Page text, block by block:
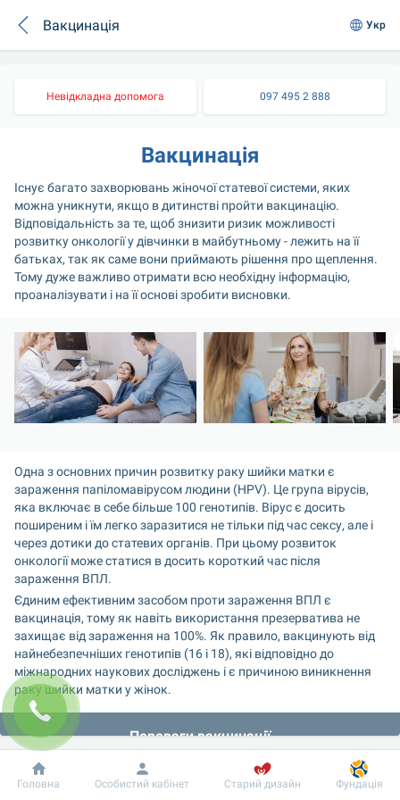
Вакцинація Укр
Невідкладна допомога 097 495 2 888
Вакцинація
Існує багато захворювань жіночої статевої системи, яких
можна уникнути, якщо в дитинстві пройти вакцинацію.
Відповідальність за те, щоб знизити ризик можливості
розвитку онкології у дівчинки в майбутньому - лежить на її
батьках, так як саме вони приймають рішення про щеплення.
Тому дуже важливо отримати всю необхідну інформацію,
проаналізувати і на її основі зробити висновки.
Одна з основних причин розвитку раку шийки матки є
зараження папіломавірусом людини (HPV). Це група вірусів,
яка включає в себе більше 100 генотипів. Вірус є досить
поширеним і їм легко заразитися не тільки під час сексу, але і
через дотики до статевих органів. При цьому розвиток
онкології може статися в досить короткий час після
зараження ВПЛ.
Єдиним ефективним засобом проти зараження ВПЛ є
вакцинація, тому як навіть використання презерватива не
захищає від зараження на 100%. Як правило, вакцинують від
найнебезпечніших генотипів (16 і 18), які відповідно до
міжнародних наукових досліджень і є причиною виникнення
раку шийки матки у жінок.
Переваги вакцинації
Вакцинація в ранньому віці запобігає розвитку важких
захворювань у дорослому віці
Добробут Інформація Пацієнту
Головна Особистий кабінет Старий дизайн Фундація